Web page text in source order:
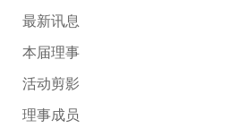
最新讯息
本届理事
活动剪影
理事成员